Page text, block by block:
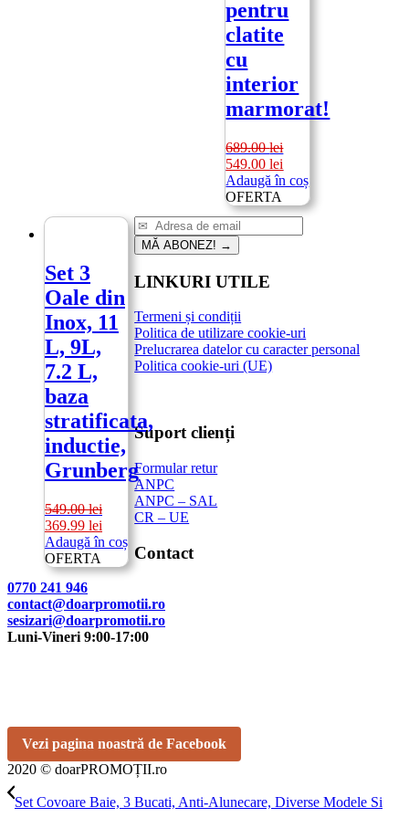
pentru
clatite
cu
interior
marmorat!
689.00lei
Prețul
inițial
a
fost:
689.00 lei.
549.00lei
curent
549.00 lei.
Adaugă în coș
OFERTA
Set 3
Oale din
Inox, 11
L, 9L,
7.2 L,
baza
stratificata,
inductie,
Grunberg
549.00lei
Prețul
inițial
a
fost:
549.00 lei.
369.99 lei Prețul
curent
369.99 lei.
Adaugă în coș
OFERTA
MĂ ABONEZ! →
LINKURI UTILE
Termeni și condiții
Politica de utilizare cookie-uri
Prelucrarea datelor cu caracter personal
Politica cookie-uri (UE)
Suport clienți
Formular retur
ANPC
ANPC – SAL
CR – UE
Contact
0770 241 946
contact@doarpromotii.ro
sesizari@doarpromotii.ro
Luni-Vineri 9:00-17:00
Vezi pagina noastră de Facebook
2020 © doarPROMOȚII.ro
Set Covoare Baie, 3 Bucati, Anti-Alunecare, Diverse Modele Si